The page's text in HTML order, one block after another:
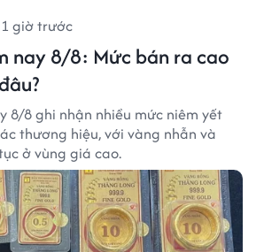
1 giờ trước
nay 8/8: Mức bán ra cao
8/8 ghi nhận nhiều mức niêm yết
thương hiệu, với vàng nhẫn và
ở vùng giá cao.